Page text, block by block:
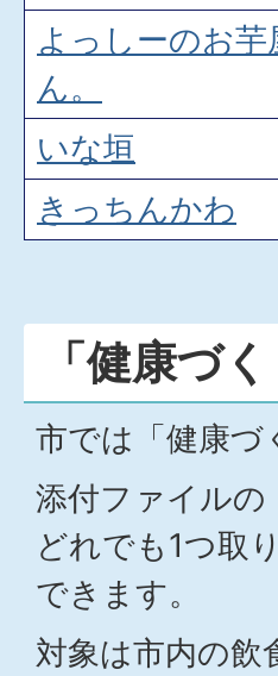
よっしーのお芋
ん。
いな垣
きっちんかわ
「健康づ
市では「健康づ
添付ファイルの
どれでも1つ取
できます。
対象は市内の飲